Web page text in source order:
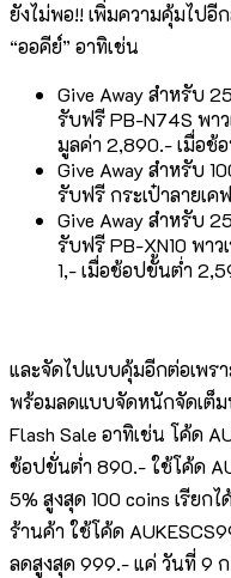
ยังไม่พอ!! เพิ่มความคุ้มไปอี
“ออคีย์” อาทิเช่น
Give Away สำหรับ
รับฟรี PB-N74S พา
มูลค่า 2,890.- เมื่อช้
Give Away สำหรับ
รับฟรี กระเป๋าลายเ
Give Away สำหรับ
รับฟรี PB-XN10 พาว
1,- เมื่อช้อปขั้นต่ำ
และจัดไปแบบคุ้มอีกต่อเพร
พร้อมลดแบบจัดหนักจัดเต็
Flash Sale อาทิเช่น โค้ด
ช้อปขั่นต่ำ 890.- ใช้โค้ด
5% สูงสุด 100 coins​ เรีย
ร้านค้า ใช้โค้ด
ลดสูงสุด 999.- แค่ วันที่ 9